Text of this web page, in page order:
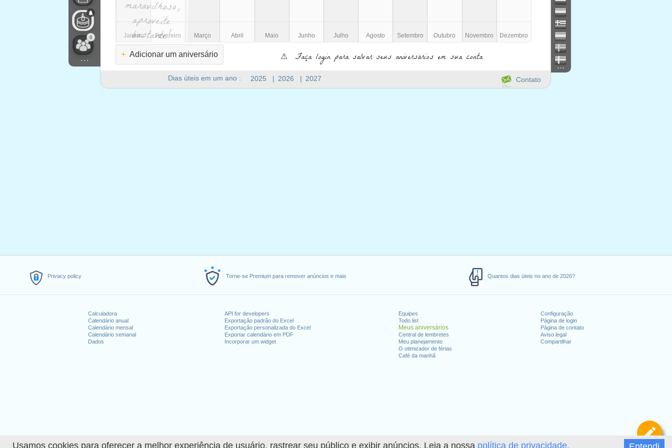
Usamos cookies para oferecer a melhor experiência de usuário, rastrear seu público e exibir anúncios. Leia a nossa política de privacidade.
Privacy policy Torne-se Premium para remover anúncios e mais Quantos dias úteis no ano de 2026?
Calculadora
Calendário anual
Calendário mensal
Calendário semanal
Dados
API for developers
Exportação padrão do Excel
Exportação personalizada do Excel
Exportar calendário em PDF
Incorporar um widget
Equipes
Todo list
Meus aniversários
Central de lembretes
Meu planejamento
O otimizador de férias
Café da manhã
Configuração
Página de login
Página de contato
Aviso legal
Compartilhar
0
...
Dias úteis em um ano : 2025 | 2026 | 2027
...
Contato
bastante!
Janeiro Fevereiro Março Abril Maio Junho Julho Agosto Setembro Outubro Novembro Dezembro
+ Adicionar um aniversário ⚠ Faça login para salvar seus aniversários em sua conta